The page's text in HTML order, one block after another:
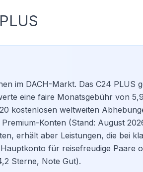
im DACH-Markt. Das C24 PLUS
eine faire Monatsgebühr von
kostenlosen weltweiten
Konten (Stand: August
erhält aber Leistungen, die bei
für reisefreudige Paare
Sterne, Note Gut).